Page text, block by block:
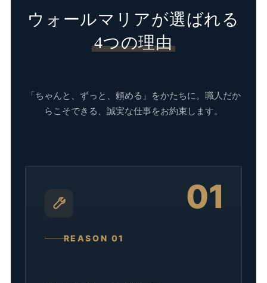
ウォールマリアが選ばれる
4つの理由
「ちゃんと、ずっと、頼める」をかたちに。職人だか
らこそできる、誠実な仕事をお約束します。
01
REASON 01